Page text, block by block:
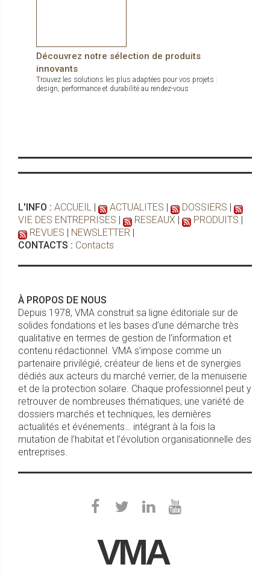
Découvrez notre sélection de produits
innovants
Trouvez les solutions les plus adaptées pour vos projets :
design, performance et durabilité au rendez-vous
L'INFO : ACCUEIL ACTUALITES DOSSIERS
VIE DES ENTREPRISES
RESEAUX PRODUITS
REVUES
NEWSLETTER
CONTACTS : Contacts
À PROPOS DE NOUS
Depuis 1978, VMA construit sa ligne éditoriale sur de
solides fondations et les bases d’une démarche très
qualitative en termes de gestion de l’information et
contenu rédactionnel. VMA s’impose comme un
partenaire privilégié, créateur de liens et de synergies
dédiés aux acteurs du marché verrier, de la menuiserie
et de la protection solaire. Chaque professionnel peut y
retrouver de nombreuses thématiques, une variété de
dossiers marchés et techniques, les dernières
actualités et événements… intégrant à la fois la
mutation de l’habitat et l’évolution organisationnelle des
entreprises.
VMA